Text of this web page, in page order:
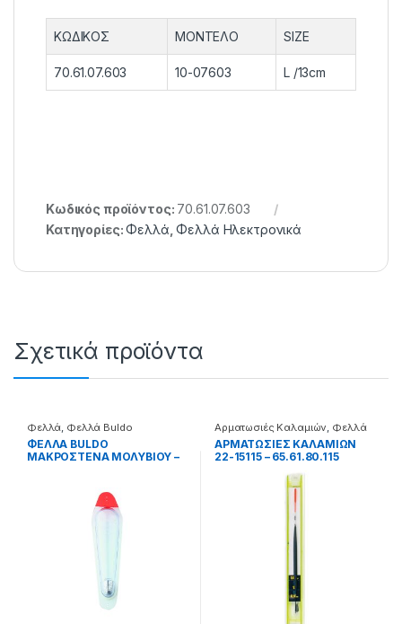
ΚΩΔΙΚΟΣ ΜΟΝΤΕΛΟ SIZE
70.61.07.603 10-07603 L /13cm
Κωδικός προϊόντος: 70.61.07.603
Κατηγορίες:Φελλά ,Φελλά Ηλεκτρονικά
Σχετικά προϊόντα
Φελλά, Φελλά Buldo
ΦΕΛΛΑ BULDO
ΜΑΚΡΟΣΤΕΝΑ ΜΟΛΥΒΙΟΥ –
Αρματωσιές Καλαμιών, Φελλά
ΑΡΜΑΤΩΣΙΕΣ ΚΑΛΑΜΙΩΝ
22-15115 – 65.61.80.115